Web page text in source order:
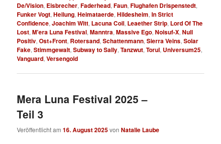
De/Vision, Eisbrecher,Faderhead,Faun,Flughafen Drispenstedt,
Funker Vogt,Heilung,Heimataerde,Hildesheim,In Strict
Confidence,Joachim Witt, Lacuna Coil, Leaether Strip, Lord Of The
Lost,M'era Luna Festival,Manntra,Massive Ego,Noisuf-X,Null
Positiv,Ost+Front, Rotersand,Schattenmann,Sierra Veins,Solar
Fake,Stimmgewalt,Subway to Sally,Tanzwut,Torul, Universum25,
Vanguard,Versengold
Mera Luna Festival 2025 –
Teil 3
Veröffentlicht am16. August 2025vonNatalie Laube